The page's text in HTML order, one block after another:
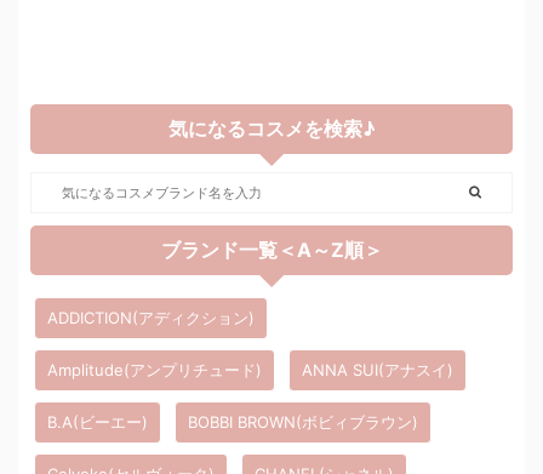
気になるコスメを検索♪
ブランド一覧＜A～Z順＞
ADDICTION(アディクション)
Amplitude(アンプリチュード) ANNA SUI(アナスイ)
B.A(ビーエー) BOBBI BROWN(ボビィブラウン)